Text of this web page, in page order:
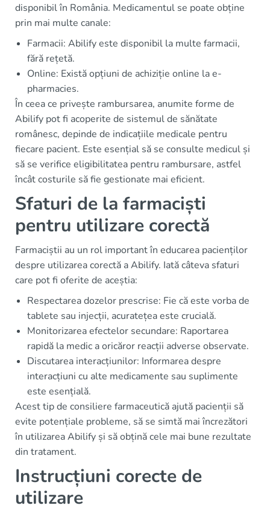
disponibil în România. Medicamentul se poate obține
prin mai multe canale:
Farmacii: Abilify este disponibil la multe farmacii,
fără rețetă.
Online: Există opțiuni de achiziție online la e-
pharmacies.
În ceea ce privește rambursarea, anumite forme de
Abilify pot fi acoperite de sistemul de sănătate
românesc, depinde de indicațiile medicale pentru
fiecare pacient. Este esențial să se consulte medicul și
să se verifice eligibilitatea pentru rambursare, astfel
încât costurile să fie gestionate mai eficient.
Sfaturi de la farmaciști
pentru utilizare corectă
Farmaciștii au un rol important în educarea pacienților
despre utilizarea corectă a Abilify. Iată câteva sfaturi
care pot fi oferite de aceștia:
Respectarea dozelor prescrise: Fie că este vorba de
tablete sau injecții, acuratețea este crucială.
Monitorizarea efectelor secundare: Raportarea
rapidă la medic a oricăror reacții adverse observate.
Discutarea interacțiunilor: Informarea despre
interacțiuni cu alte medicamente sau suplimente
este esențială.
Acest tip de consiliere farmaceutică ajută pacienții să
evite potențiale probleme, să se simtă mai încrezători
în utilizarea Abilify și să obțină cele mai bune rezultate
din tratament.
Instrucțiuni corecte de
utilizare